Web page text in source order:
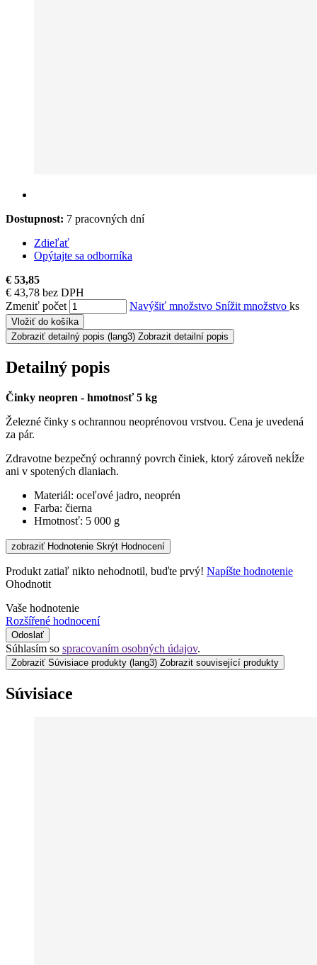
Dostupnost: 7 pracovných dní
Zdieľať
Opýtajte sa odborníka
€ 53,85
€ 43,78 bez DPH
Zmeniť počet
Navýšiť množstvo Snížit množstvo ks
Vložiť do košíka
Zobraziť detailný popis (lang3) Zobrazit detailní popis
Detailný popis
Činky neopren - hmotnosť 5 kg
Železné činky s ochrannou neoprénovou vrstvou. Cena je uvedená
za pár.
Zdravotne bezpečný ochranný povrch činiek, ktorý zároveň nekĺže
ani v spotených dlaniach.
Materiál: oceľové jadro, neoprén
Farba: čierna
Hmotnosť: 5 000 g
zobraziť Hodnotenie Skrýt Hodnocení
Produkt zatiaľ nikto nehodnotil, buďte prvý! Napíšte hodnotenie
Ohodnotit
Vaše hodnotenie
Rozšířené hodnocení
Odoslať
Súhlasím so spracovaním osobných údajov.
Zobraziť Súvisiace produkty (lang3) Zobrazit související produkty
Súvisiace